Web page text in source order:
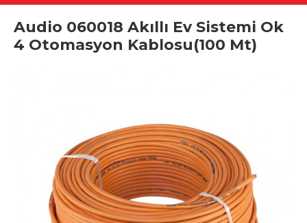
Audio 060018 Akıllı Ev Sistemi Ok
4 Otomasyon Kablosu(100 Mt)